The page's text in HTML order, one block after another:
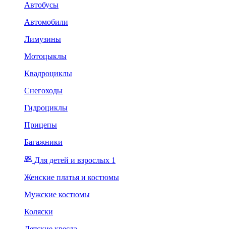
Автобусы
Автомобили
Лимузины
Мотоцыклы
Квадроциклы
Снегоходы
Гидроциклы
Прицепы
Багажники
Для детей и взрослых 1
Женские платья и костюмы
Мужские костюмы
Коляски